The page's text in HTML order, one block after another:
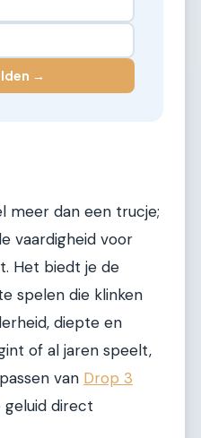
→
meer dan een trucje;
vaardigheid voor
Het biedt je de
spelen die klinken
diepte en
of al jaren speelt,
van Drop 3
geluid direct